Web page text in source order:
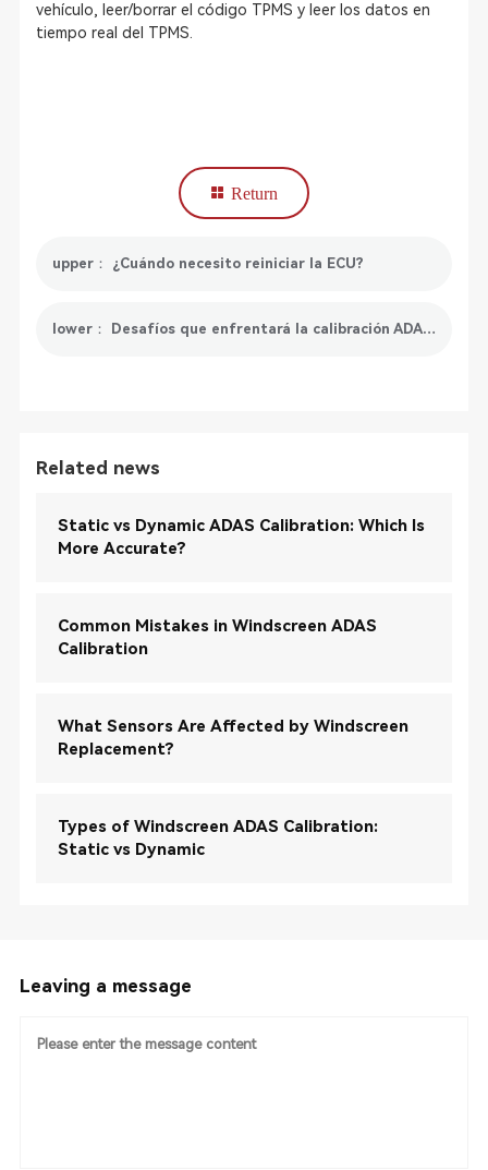
vehículo, leer/borrar el código TPMS y leer los datos en
tiempo real del TPMS.
Return
upper： ¿Cuándo necesito reiniciar la ECU?
lower： Desafíos que enfrentará la calibración ADAS de Honda en el futuro
Related news
Static vs Dynamic ADAS Calibration: Which Is
More Accurate?
Common Mistakes in Windscreen ADAS
Calibration
What Sensors Are Affected by Windscreen
Replacement?
Types of Windscreen ADAS Calibration:
Static vs Dynamic
Leaving a message